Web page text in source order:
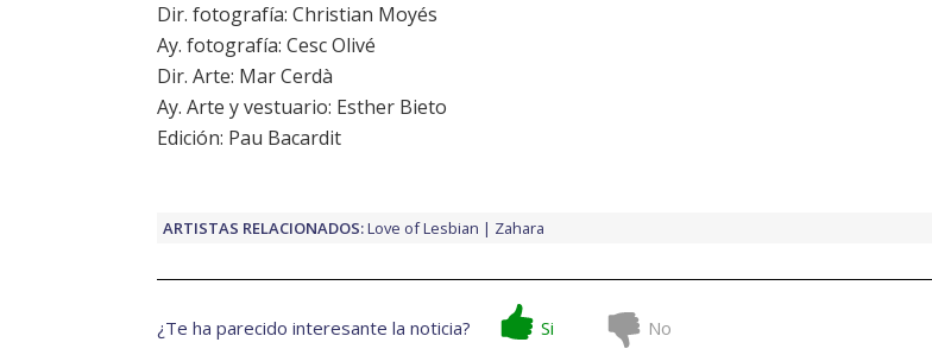
Dir. fotografía: Christian Moyés
Ay. fotografía: Cesc Olivé
Dir. Arte: Mar Cerdà
Ay. Arte y vestuario: Esther Bieto
Edición: Pau Bacardit
ARTISTAS RELACIONADOS:Love of Lesbian Zahara
¿Te ha parecido interesante la noticia? Si No